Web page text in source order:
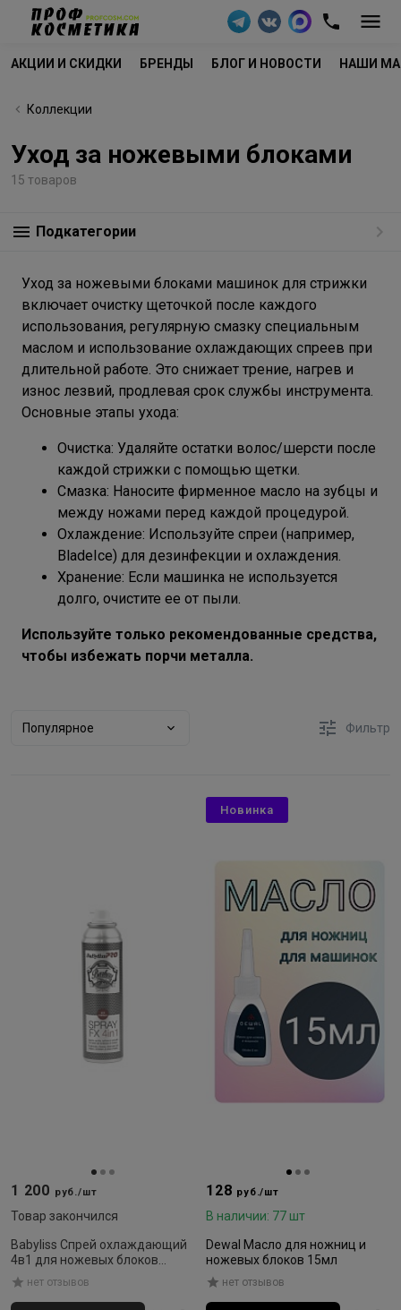
АКЦИИ И СКИДКИ БРЕНДЫ БЛОГ И НОВОСТИ НАШИ
Коллекции
Уход за ножевыми блоками
15 товаров
Подкатегории
Уход за ножевыми блоками машинок для стрижки
включает очистку щеточкой после каждого
использования, регулярную смазку специальным
маслом и использование охлаждающих спреев при
длительной работе. Это снижает трение, нагрев и
износ лезвий, продлевая срок службы инструмента.
Основные этапы ухода:
Очистка: Удаляйте остатки волос/шерсти после
каждой стрижки с помощью щетки.
Смазка: Наносите фирменное масло на зубцы и
между ножами перед каждой процедурой.
Охлаждение: Используйте спреи (например,
BladeIce) для дезинфекции и охлаждения.
Хранение: Если машинка не используется
долго, очистите ее от пыли.
Используйте только рекомендованные средства,
чтобы избежать порчи металла.
Популярное Фильтр
1 200 руб./шт
Товар закончился
Babyliss Спрей охлаждающий
4в1 для ножевых блоков
150млнет отзывов
128 руб./шт
В наличии: 77 шт
Dewal Масло для ножниц и
ножевых блоков 15мл
нет отзывов
Новинка